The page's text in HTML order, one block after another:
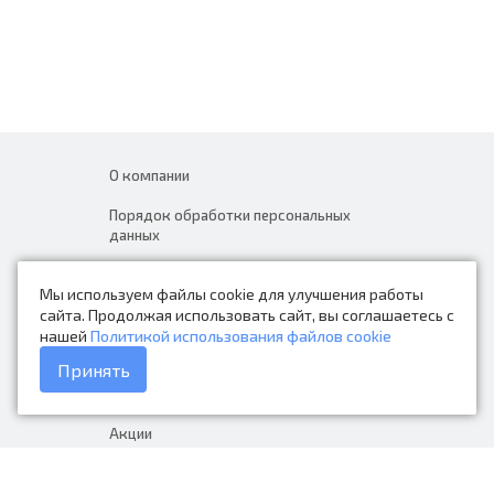
Мы используем файлы cookie для улучшения работы
сайта. Продолжая использовать сайт, вы соглашаетесь с
нашей Политикой использования файлов cookie
Принять
О компании
Порядок обработки персональных
данных
Контакты
Каталог товаров
Доставка и оплата
Акции